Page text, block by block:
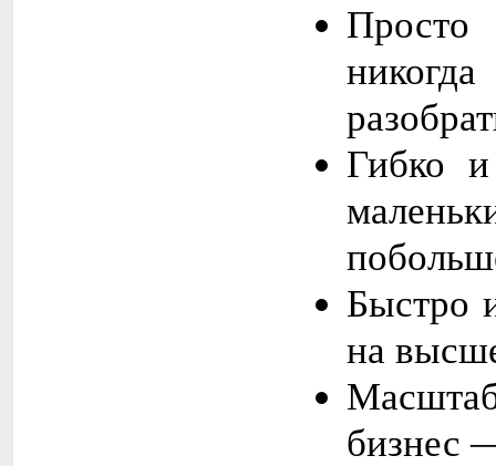
Гибко
Быстро
на
бизнес